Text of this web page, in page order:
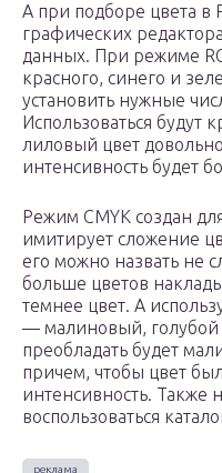
А при подборе цвета в
графических
данных. При режиме
красного, синего и
установить нужные
Использоваться будут
лиловый цвет
интенсивность будет
Режим CMYK создан
имитирует сложение
его можно назвать не
больше цветов
темнее цвет. А
— малиновый,
преобладать будет
причем, чтобы цвет
интенсивность. Также
воспользоваться